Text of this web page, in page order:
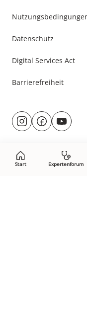
Start Expertenforum
Datenschutz
Digital Services Act
Barrierefreiheit
Besuche
uns@rund.ums.baby